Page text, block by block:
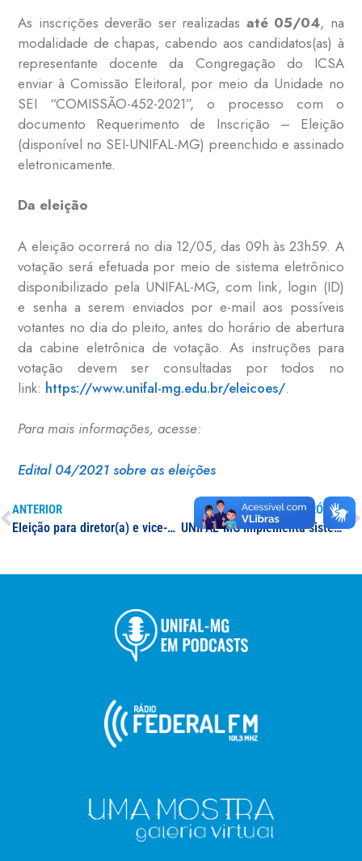
As inscrições deverão ser realizadas até 05/04, na
modalidade de chapas, cabendo aos candidatos(as) à
representante docente da Congregação do ICSA
enviar à Comissão Eleitoral, por meio da Unidade no
SEI “COMISSÃO-452-2021”, o processo com o
documento Requerimento de Inscrição – Eleição
(disponível no SEI-UNIFAL-MG) preenchido e assinado
eletronicamente.
Da eleição
A eleição ocorrerá no dia 12/05, das 09h às 23h59. A
votação será efetuada por meio de sistema eletrônico
disponibilizado pela UNIFAL-MG, com link, login (ID)
e senha a serem enviados por e-mail aos possíveis
votantes no dia do pleito, antes do horário de abertura
da cabine eletrônica de votação. As instruções para
votação devem ser consultadas por todos no
link: https://www.unifal-mg.edu.br/eleicoes/.
Para mais informações, acesse:
Edital 04/2021 sobre as eleições
ANTERIOR
Eleição para diretor(a) e vice-diretor(a) do Instituto de Ciências Sociais Aplicadas
PRÓXIMO
UNIFAL-MG implementa sistema regenerativo urbano em Varginha; ação institucional prevê o plantio de mais 800 plantas no campus universitário e a criação de um espaço transdisciplinar de ensino, pesquisa e extensão